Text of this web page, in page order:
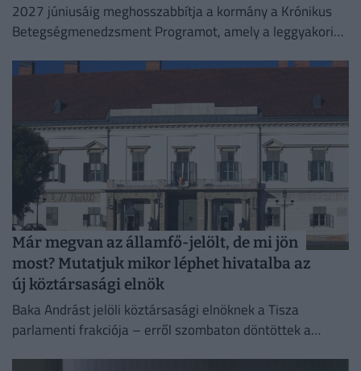
2027 júniusáig meghosszabbítja a kormány a Krónikus
Betegségmenedzsment Programot, amely a leggyakoribb
Már megvan az államfő-jelölt, de mi jön
most? Mutatjuk mikor léphet hivatalba az
új köztársasági elnök
Baka Andrást jelöli köztársasági elnöknek a Tisza
parlamenti frakciója – erről szombaton döntöttek a